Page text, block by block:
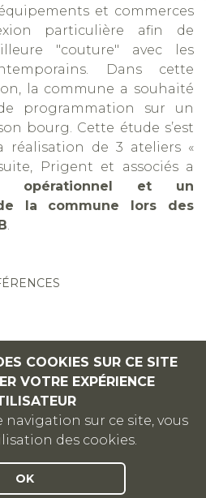
et commerces
particulière afin de
"couture" avec les
Dans cette
la commune a souhaité
programmation sur un
bourg. Cette étude s’est
réalisation de 3 ateliers «
Prigent et associés a
opérationnel et un
la commune lors des
COOKIES SUR CE SITE
VOTRE EXPÉRIENCE
sur ce site, vous
des cookies.
OK